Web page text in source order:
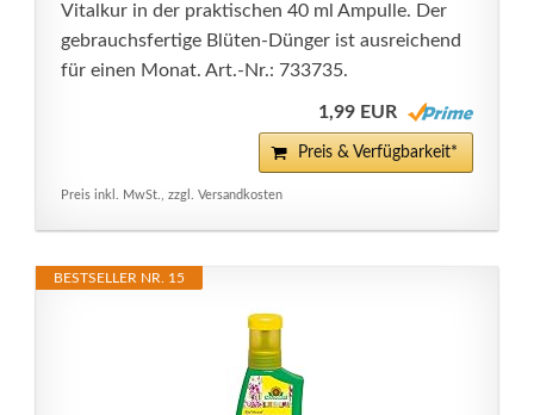
Vitalkur in der praktischen 40 ml Ampulle. Der
gebrauchsfertige Blüten-Dünger ist ausreichend
für einen Monat. Art.-Nr.: 733735.
1,99 EUR
Preis & Verfügbarkeit*
Preis inkl. MwSt., zzgl. Versandkosten
BESTSELLER NR. 15